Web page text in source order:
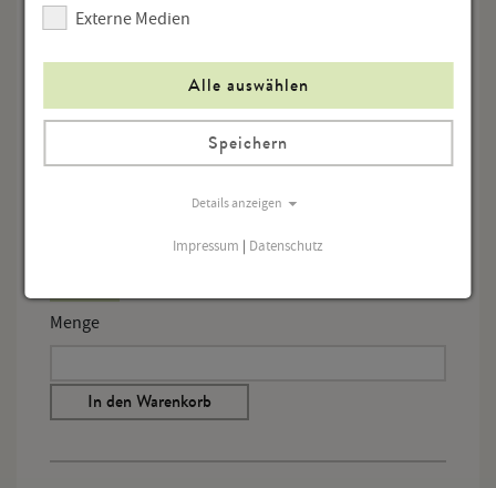
Publikation zur Ausstellung in der Galerie im
Hg. vom Adalbert-Stifter-Institut des Landes
Oberösterreich,
ISBN 3-900424-10-1
Menge
In den Warenkorb
Externe Medien
Alle auswählen
Speichern
Details anzeigen
Impressum | Datenschutz